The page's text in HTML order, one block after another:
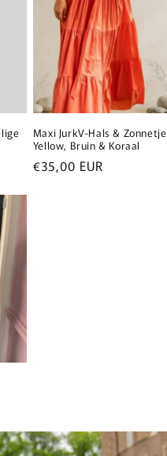
Maxi JurkV-Hals & Zonnetje
Yellow, Bruin & Koraal
Normale
€35,00 EUR